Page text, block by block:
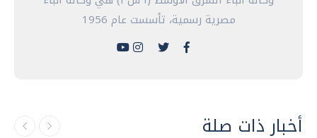
مصرية رسمية، تأسست عام 1956
أخبار ذات صلة